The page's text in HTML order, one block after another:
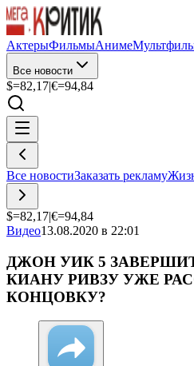
АктерыФильмыАниме
Все новости
$=82,17|€=94,84
Все новостиЗаказать рекламу
$=82,17|€=94,84
Видео13.08.2020 в 22:01
ДЖОН УИК 5
КИАНУ РИВЗУ УЖЕ
КОНЦОВКУ?